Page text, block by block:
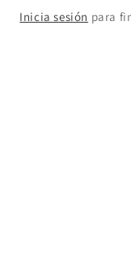
Inicia sesión para